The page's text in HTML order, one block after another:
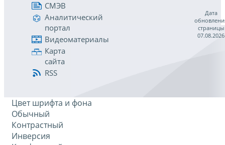
СМЭВ
Аналитический
портал
Видеоматериалы
Карта
сайта
RSS
Дата
страницы
07.08.2026
Цвет шрифта и фона
Обычный
Контрастный
Инверсия